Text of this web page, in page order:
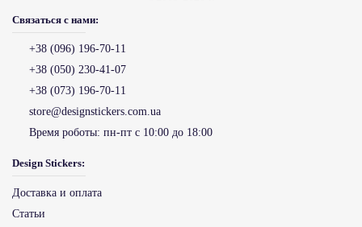
Связаться с нами:
+38 (096) 196-70-11
+38 (050) 230-41-07
+38 (073) 196-70-11
store@designstickers.com.ua
Время роботы: пн-пт с 10:00 до 18:00
Design Stickers:
Доставка и оплата
Статьи